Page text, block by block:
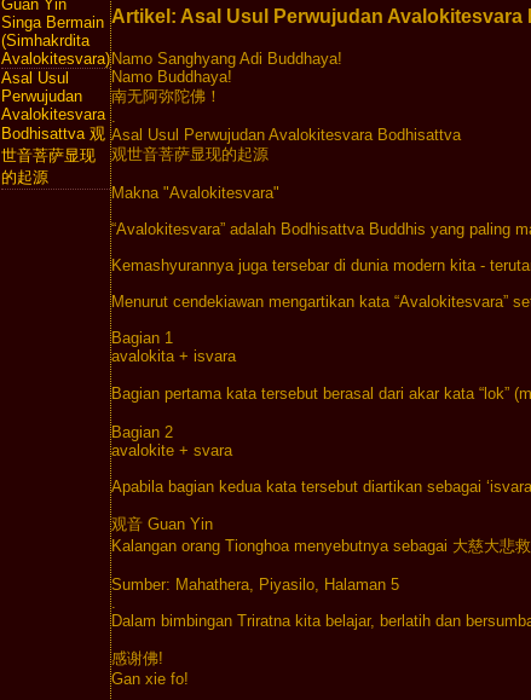
Guan Yin
Singa Bermain
(Simhakrdita
Avalokitesvara)
Asal Usul
Perwujudan
Avalokitesvara
Bodhisattva 观
世音菩萨显现
的起源
Artikel: Asal Usul Perwujudan Avalokitesvara
Namo Sanghyang Adi Buddhaya!
Namo Buddhaya!
南无阿弥陀佛！
Asal Usul Perwujudan Avalokitesvara Bodhisattva
观世音菩萨显现的起源
Makna "Avalokitesvara"
“Avalokitesvara” adalah Bodhisattva Buddhis yang paling
Kemashyurannya juga tersebar di dunia modern kita -
Menurut cendekiawan mengartikan kata “Avalokitesvara”
Bagian 1
avalokita + isvara
Bagian pertama kata tersebut berasal dari akar kata “lok”
Bagian 2
avalokite + svara
Apabila bagian kedua kata tersebut diartikan sebagai
观音 Guan Yin
Kalangan orang Tionghoa menyebutnya sebagai 大慈大悲
Sumber: Mahathera, Piyasilo, Halaman 5
Dalam bimbingan Triratna kita belajar, berlatih dan
感谢佛!
Gan xie fo!